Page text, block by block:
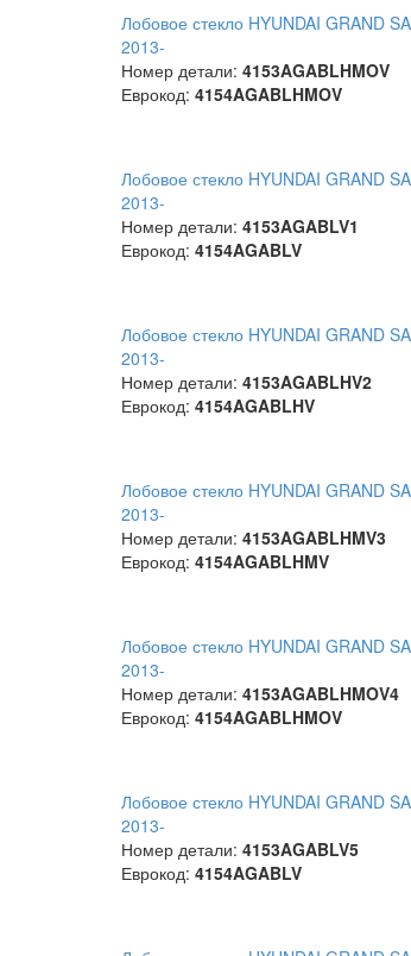
Лобовое стекло HYUNDAI GRAND
2013-
Номер детали: 4153AGABLHMOV
Еврокод: 4154AGABLHMOV
Лобовое стекло HYUNDAI GRAND
2013-
Номер детали: 4153AGABLV1
Еврокод: 4154AGABLV
Лобовое стекло HYUNDAI GRAND
2013-
Номер детали: 4153AGABLHV2
Еврокод: 4154AGABLHV
Лобовое стекло HYUNDAI GRAND
2013-
Номер детали: 4153AGABLHMV3
Еврокод: 4154AGABLHMV
Лобовое стекло HYUNDAI GRAND
2013-
Номер детали: 4153AGABLHMOV4
Еврокод: 4154AGABLHMOV
Лобовое стекло HYUNDAI GRAND
2013-
Номер детали: 4153AGABLV5
Еврокод: 4154AGABLV